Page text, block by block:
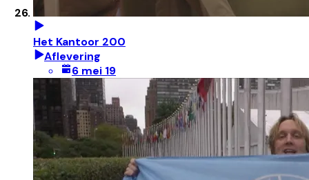
Het Kantoor 200
Aflevering
6 mei 19